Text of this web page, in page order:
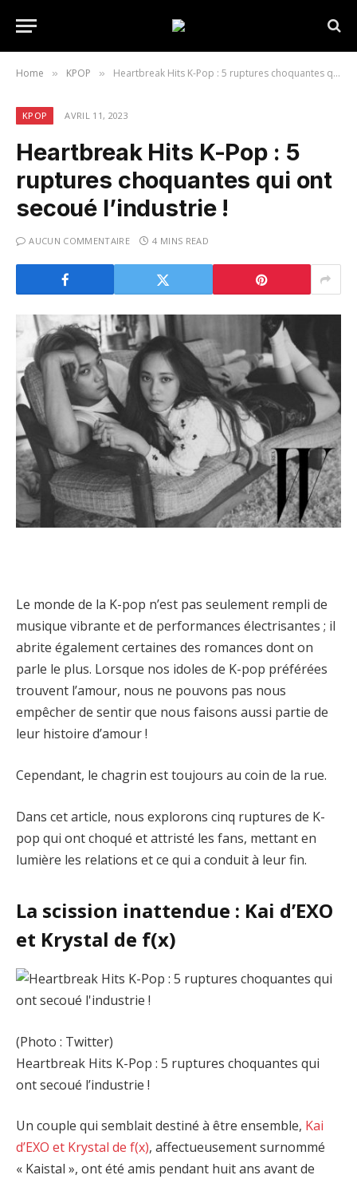
Home » KPOP » Heartbreak Hits K-Pop : 5 ruptures choquantes qui ont secoué l’industrie !
KPOP AVRIL 11, 2023
Heartbreak Hits K-Pop : 5
ruptures choquantes qui ont
secoué l’industrie !
AUCUN COMMENTAIRE 4 MINS READ
Le monde de la K-pop n’est pas seulement rempli de
musique vibrante et de performances électrisantes ; il
abrite également certaines des romances dont on
parle le plus. Lorsque nos idoles de K-pop préférées
trouvent l’amour, nous ne pouvons pas nous
empêcher de sentir que nous faisons aussi partie de
leur histoire d’amour !
Cependant, le chagrin est toujours au coin de la rue.
Dans cet article, nous explorons cinq ruptures de K-
pop qui ont choqué et attristé les fans, mettant en
lumière les relations et ce qui a conduit à leur fin.
La scission inattendue : Kai d’EXO
et Krystal de f(x)
(Photo : Twitter)
Heartbreak Hits K-Pop : 5 ruptures choquantes qui
ont secoué l’industrie !
Un couple qui semblait destiné à être ensemble, Kai
d’EXO et Krystal de f(x), affectueusement surnommé
« Kaistal », ont été amis pendant huit ans avant de